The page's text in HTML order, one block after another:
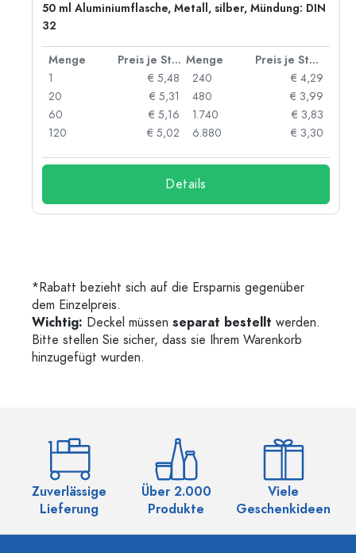
50 ml Aluminiumflasche, Metall, silber, Mündung: DIN
32
Menge Preis je Stück Menge
Preis je Stück
1
€ 5,48
20
€ 5,31
60
€ 5,16
120
€ 5,02
240
€ 4,29
480
€ 3,99
1.740
€ 3,83
6.880
€ 3,30
Details
*Rabatt bezieht sich auf die Ersparnis gegenüber
dem Einzelpreis.
Wichtig: Deckel müssen separat bestellt werden.
Bitte stellen Sie sicher, dass sie Ihrem Warenkorb
hinzugefügt wurden.
Zuverlässige
Lieferung
Über 2.000
Produkte
Viele
Geschenkideen